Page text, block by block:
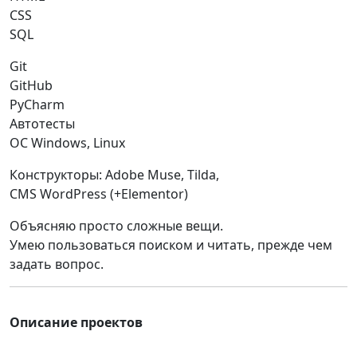
CSS
SQL
Git
GitHub
PyCharm
Автотесты
ОС Windows, Linux
Конструкторы: Adobe Muse, Tilda,
CMS WordPress (+Elementor)
Объясняю просто сложные вещи.
Умею пользоваться поиском и читать, прежде чем
задать вопрос.
Описание проектов